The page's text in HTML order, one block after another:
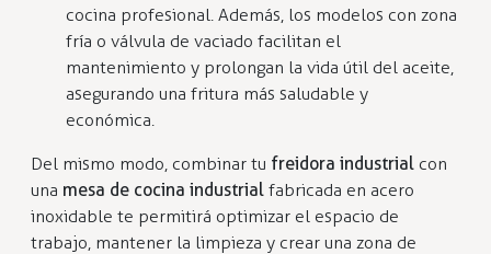
cocina profesional. Además, los modelos con zona
fría o válvula de vaciado facilitan el
mantenimiento y prolongan la vida útil del aceite,
asegurando una fritura más saludable y
económica.
Del mismo modo, combinar tu freidora industrial con
una mesa de cocina industrial fabricada en acero
inoxidable te permitirá optimizar el espacio de
trabajo, mantener la limpieza y crear una zona de